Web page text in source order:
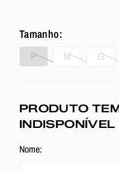
Tamanho:
P
M G
PRODUTO
INDISPONÍVEL
Nome: